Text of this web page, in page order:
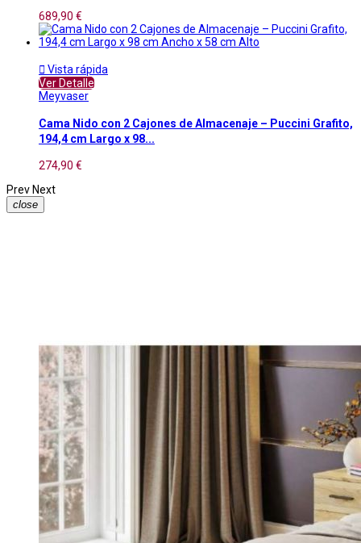
689,90 €
 Vista rápida
Ver Detalle
Meyvaser
Cama Nido con 2 Cajones de Almacenaje – Puccini Grafito,
194,4 cm Largo x 98...
274,90 €
Prev Next
close